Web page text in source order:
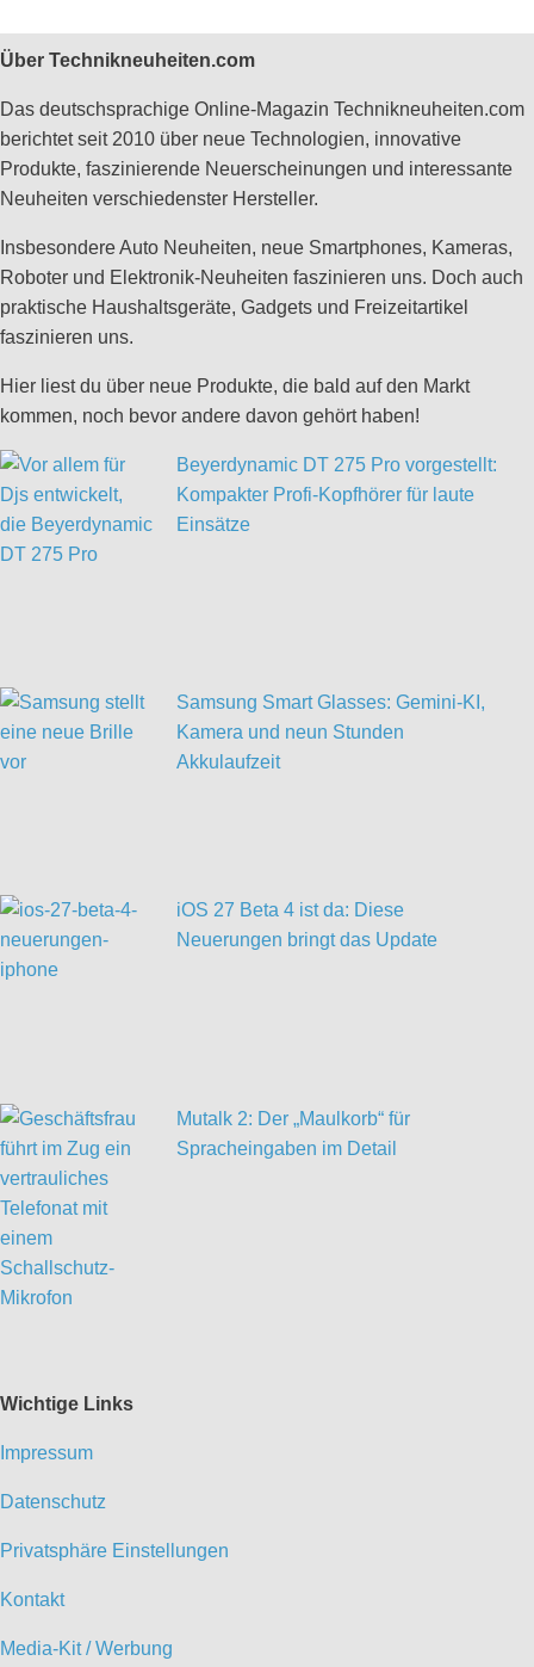
Über Technikneuheiten.com
Das deutschsprachige Online-Magazin Technikneuheiten.com
berichtet seit 2010 über neue Technologien, innovative
Produkte, faszinierende Neuerscheinungen und interessante
Neuheiten verschiedenster Hersteller.
Insbesondere Auto Neuheiten, neue Smartphones, Kameras,
Roboter und Elektronik-Neuheiten faszinieren uns. Doch auch
praktische Haushaltsgeräte, Gadgets und Freizeitartikel
faszinieren uns.
Hier liest du über neue Produkte, die bald auf den Markt
kommen, noch bevor andere davon gehört haben!
Beyerdynamic DT 275 Pro vorgestellt:
Kompakter Profi-Kopfhörer für laute
Einsätze
Samsung Smart Glasses: Gemini-KI,
Kamera und neun Stunden
Akkulaufzeit
iOS 27 Beta 4 ist da: Diese
Neuerungen bringt das Update
Mutalk 2: Der „Maulkorb“ für
Spracheingaben im Detail
Wichtige Links
Impressum
Datenschutz
Privatsphäre Einstellungen
Kontakt
Media-Kit / Werbung